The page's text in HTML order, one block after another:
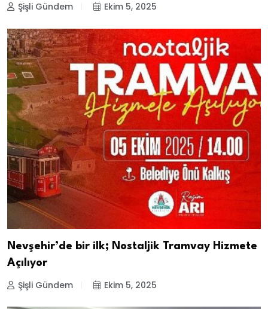
Şişli Gündem Ekim 5, 2025
Nevşehir’de bir ilk; Nostaljik Tramvay Hizmete
Açılıyor
Şişli Gündem Ekim 5, 2025